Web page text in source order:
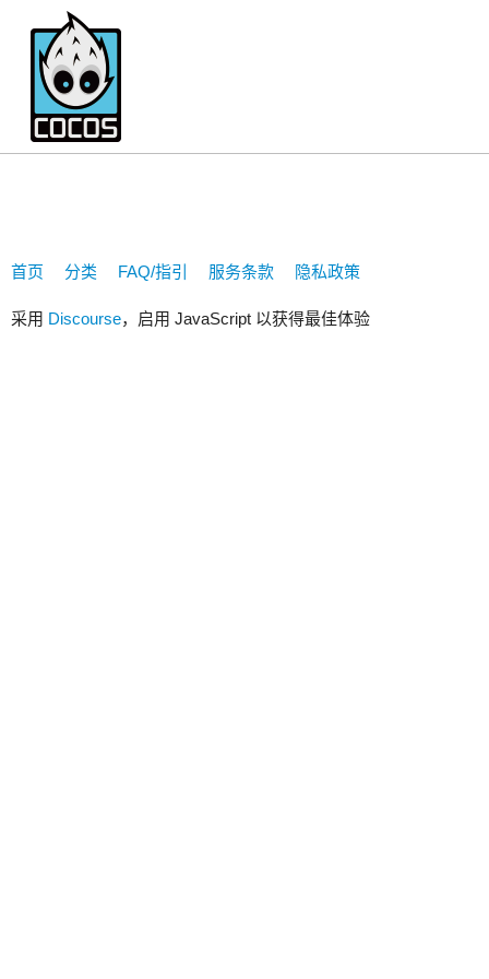
bluelove
首页 分类 FAQ/指引 服务条款 隐私政策
采用 Discourse，启用 JavaScript 以获得最佳体验